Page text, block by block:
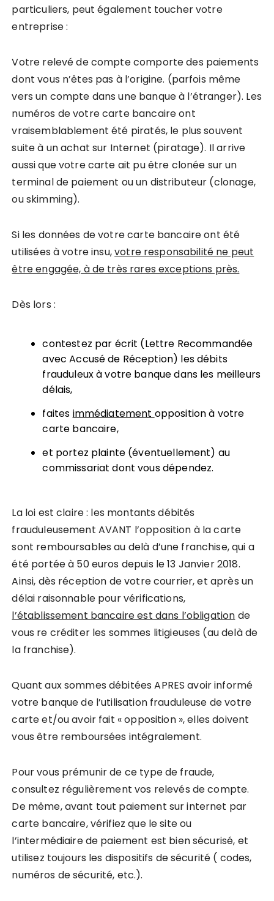
particuliers, peut également toucher votre
entreprise :
Votre relevé de compte comporte des paiements
dont vous n’êtes pas à l’origine. (parfois même
vers un compte dans une banque à l’étranger). Les
numéros de votre carte bancaire ont
vraisemblablement été piratés, le plus souvent
suite à un achat sur Internet (piratage). Il arrive
aussi que votre carte ait pu être clonée sur un
terminal de paiement ou un distributeur (clonage,
ou skimming).
Si les données de votre carte bancaire ont été
utilisées à votre insu,votre responsabilité ne peut
être engagée, à de très rares exceptions près.
Dès lors :
contestez par écrit (Lettre Recommandée
avec Accusé de Réception) les débits
frauduleux à votre banque dans les meilleurs
délais,
faites immédiatement opposition à votre
carte bancaire,
et portez plainte (éventuellement) au
commissariat dont vous dépendez.
La loi est claire : les montants débités
frauduleusement AVANT l’opposition à la carte
sont remboursables au delà d’une franchise, qui a
été portée à 50 euros depuis le 13 Janvier 2018.
Ainsi, dès réception de votre courrier, et après un
délai raisonnable pour vérifications,
l’établissement bancaire est dans l’obligation de
vous re créditer les sommes litigieuses (au delà de
la franchise).
Quant aux sommes débitées APRES avoir informé
votre banque de l’utilisation frauduleuse de votre
carte et/ou avoir fait « opposition », elles doivent
vous être remboursées intégralement.
Pour vous prémunir de ce type de fraude,
consultez régulièrement vos relevés de compte.
De même, avant tout paiement sur internet par
carte bancaire, vérifiez que le site ou
l’intermédiaire de paiement est bien sécurisé, et
utilisez toujours les dispositifs de sécurité ( codes,
numéros de sécurité, etc.).